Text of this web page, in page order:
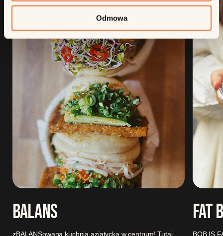
Odmowa
BALANS
zBALANSowana kuchnia azjatycka w centrum! Tutaj
FAT
BOB IS